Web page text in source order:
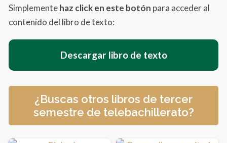
Simplementehaz click en este botón para acceder al
contenido del libro de texto:
Descargar libro de texto
¿Buscas otros libros de tercer
semestre de telebachillerato?